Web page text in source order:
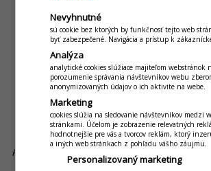
Registračná pokladnica a platobný terminál na
Nevyhnutné
sú cookie bez ktorých by funkčnosť tejto web
byť zabezpečené. Navigácia a prístup k
Analýza
analytické cookies slúžiace majiteľom webstránok
porozumenie správania návštevníkov webu
anonymizovaných údajov o ich aktivite na webe.
Marketing
cookies slúžia na sledovanie návštevníkov medzi
stránkami. Účelom je zobrazenie relevatných
hodnotnejšie pre vás a tvorcov reklám, ktorý
a iných web stránkach z pohľadu vášho záujmu.
Personalizovaný marketing